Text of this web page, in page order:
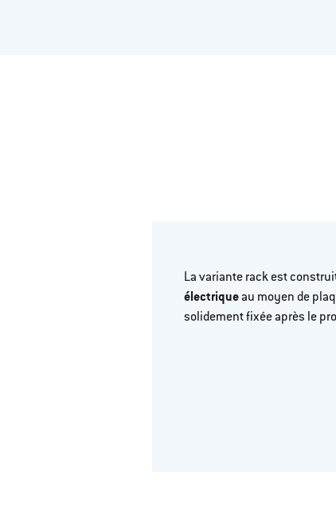
La variante rack est
électriqueau moyen de
solidement fixée après le